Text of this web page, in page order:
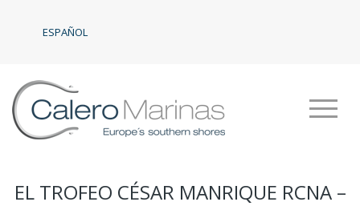
ESPAÑOL
EL TROFEO CÉSAR MANRIQUE RCNA –